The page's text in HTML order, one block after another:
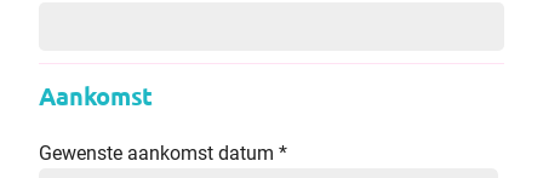
Aankomst
Gewenste aankomst datum *